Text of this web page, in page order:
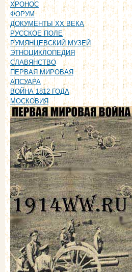
ХРОНОС
ФОРУМ
ДОКУМЕНТЫ XX ВЕКА
РУССКОЕ ПОЛЕ
РУМЯНЦЕВСКИЙ МУЗЕЙ
ЭТНОЦИКЛОПЕДИЯ
СЛАВЯНСТВО
ПЕРВАЯ МИРОВАЯ
АПСУАРА
ВОЙНА 1812 ГОДА
МОСКОВИЯ